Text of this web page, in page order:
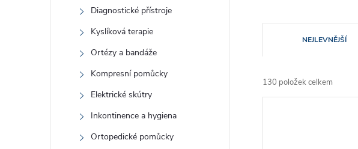
Diagnostické přístroje
Kyslíková terapie
Ortézy a bandáže
Kompresní pomůcky
Elektrické skútry
Inkontinence a hygiena
Ortopedické pomůcky
Řazení produktů
NEJLEVNĚJŠÍ
130 položek celkem